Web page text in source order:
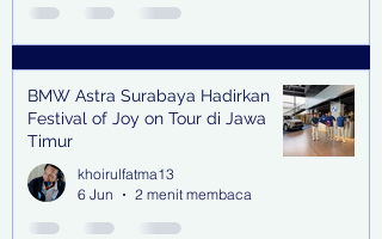
BMW Astra Surabaya Hadirkan
Festival of Joy on Tour di Jawa
Timur
khoirulfatma13
6 Jun
2 menit membaca